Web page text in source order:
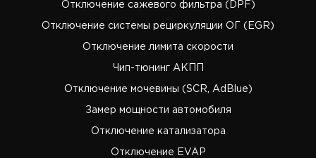
Отключение сажевого фильтра (DPF)
Отключение системы рециркуляции ОГ (EGR)
Отключение лимита скорости
Чип-тюнинг АКПП
Отключение мочевины (SCR, AdBlue)
Замер мощности автомобиля
Отключение катализатора
Отключение EVAP